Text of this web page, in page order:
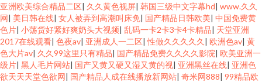
亚洲欧美综合精品二区| 久久黄色视屏| 韩国三级中文字幕hd| www.久久
网| 美日韩在线| 女人被弄到高潮叫床免| 国产精品日韩欧美| 中国免费黄
色片| 小荡货好紧好爽奶头大视频| 乱码一卡2卡3卡4卡精品| 天堂亚洲
2017在线观看| 色夜av| 亚洲成人一二区|性做久久久久久 | 欧洲色av| 黄
色大片av| 久久99这里只有精品| 国产精品免费久久久久影院| 欧美亚洲一
级片| 黑人毛片网站| 国产又黄又硬又湿又黄的视| 亚洲黑丝在线| 亚洲色
欲天天天堂色欲网| 国产精品人成在线播放新网站| 奇米网888| 99精品欧